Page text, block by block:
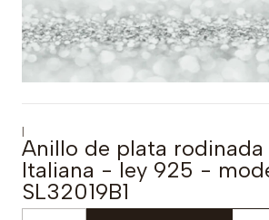
|
Anillo de plata
Italiana - ley 925 -
SL32019B1